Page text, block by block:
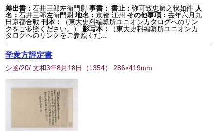
差出書：石井三郎左衛門尉 事書： 書止：弥可致忠節之状如件 人
名：石井三郎左衛門尉 地名：京都 江州 その他事項：去年六月九
日京都合戦刊本：
（東大史料編纂所ユニオンカタログへのリン
クをご参照ください。）
影写本：
（東大史料編纂所ユニオンカ
タログへのリンクをご参照くだ...
学衆方評定書
シ函/20/ 文和3年8月18日 （1354） 286×419mm